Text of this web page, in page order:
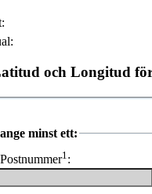
och Longitud
minst ett:
1: